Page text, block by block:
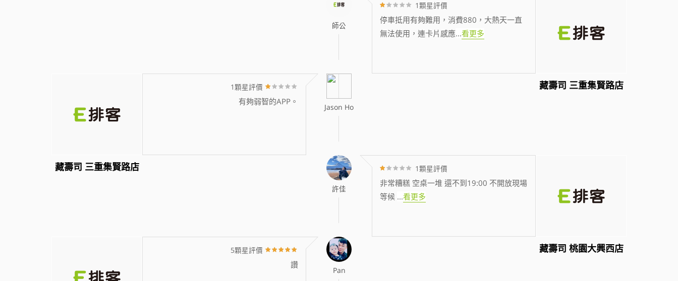
師公
1顆星評價
停車抵用有夠難用，消費880，大熱天一直
無法使用，連卡片感應...看更多
藏壽司 三重集賢路店
Jason Ho
1顆星評價
有夠弱智的APP。
藏壽司 三重集賢路店
許佳
1顆星評價
非常糟糕 空桌一堆 還不到19:00 不開放現場
等候 ...看更多
藏壽司 桃園大興西店
Pan
5顆星評價
讚